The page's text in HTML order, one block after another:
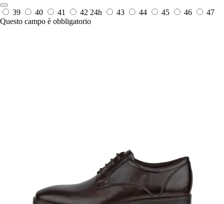
39 40 41 42 24h 43 44 45 46
47
Questo campo è obbligatorio